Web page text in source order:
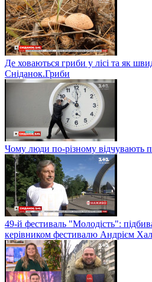
Де ховаються гриби у лісі та як
Сніданок.Гриби
Чому люди по-різному відчувають
49-й фестиваль "Молодість":
керівником фестивалю Андрієм